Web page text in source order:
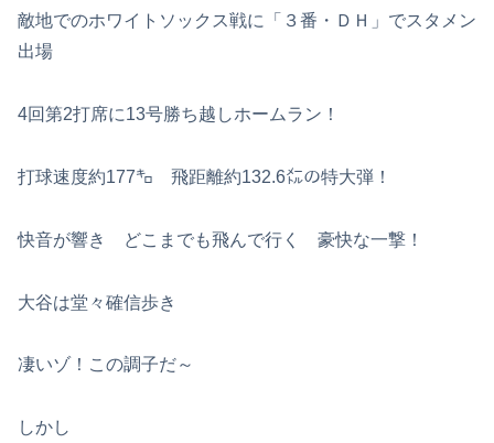
敵地でのホワイトソックス戦に「３番・ＤＨ」でスタメン
出場
4回第2打席に13号勝ち越しホームラン！
打球速度約177㌔ 飛距離約132.6㍍の特大弾！
快音が響き どこまでも飛んで行く 豪快な一撃！
大谷は堂々確信歩き
凄いゾ！この調子だ～
しかし